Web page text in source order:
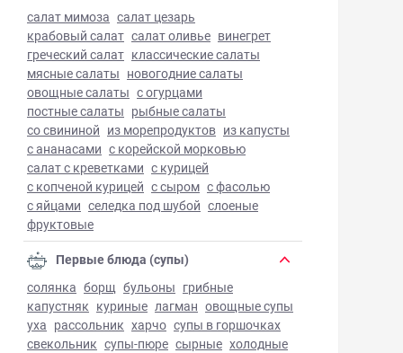
салат мимоза салат цезарь
крабовый салат салат оливье винегрет
греческий салат классические салаты
мясные салаты новогодние салаты
овощные салаты с огурцами
постные салаты рыбные салаты
со свининой из морепродуктов из капусты
с ананасами с корейской морковью
салат с креветками с курицей
с копченой курицей с сыром с фасолью
с яйцами селедка под шубой слоеные
фруктовые
Первые блюда (супы)
солянка борщ бульоны грибные
капустняк куриные лагман овощные супы
уха рассольник харчо супы в горшочках
свекольник супы-пюре сырные холодные